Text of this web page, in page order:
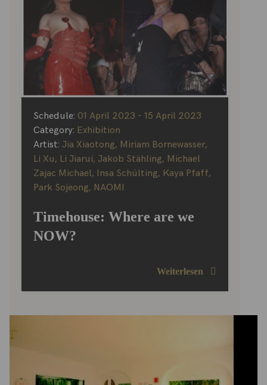
Schedule: 01 April 2023 - 15 April 2023
Category: Exhibition
Artist: Jia Xiaotong, Miriam Bornewasser,
Li Xu, Li Jiarui, Jakob Stähling, Michael
Zajac Michael, Insa Schülting, Kaya Pfaff,
Park Sojeong, NAOMI
Timehouse: Where are we
NOW?
Weiterlesen